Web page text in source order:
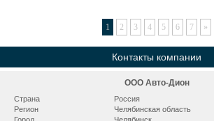
1 2 3 4 5 6 7 »
Контакты компании
ООО Авто-Дион
Страна
Россия
Регион
Челябинская область